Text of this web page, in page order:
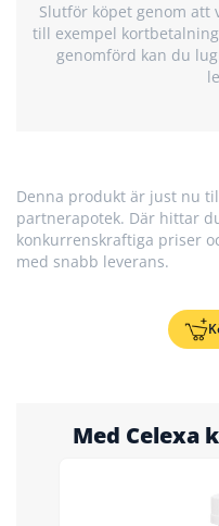
Slutför köpet genom att
till exempel
genomförd kan du
Denna produkt är just nu
partnerapotek. Där hittar
konkurrenskraftiga priser
med snabb leverans.
Med Celexa